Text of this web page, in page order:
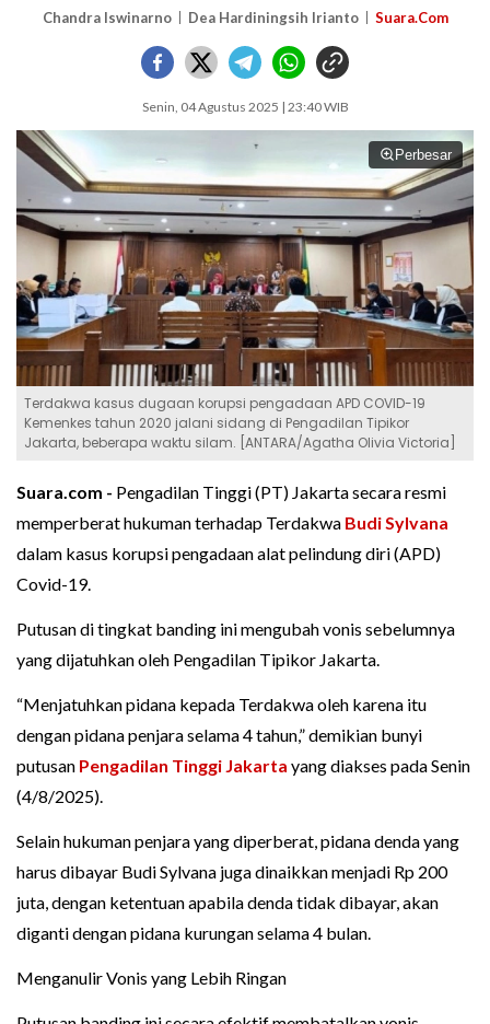
Chandra Iswinarno Dea Hardiningsih Irianto Suara.Com
Senin, 04 Agustus 2025 | 23:40 WIB
Perbesar
Terdakwa kasus dugaan korupsi pengadaan APD COVID-19
Kemenkes tahun 2020 jalani sidang di Pengadilan Tipikor
Jakarta, beberapa waktu silam. [ANTARA/Agatha Olivia Victoria]
Suara.com - Pengadilan Tinggi (PT) Jakarta secara resmi
memperberat hukuman terhadap Terdakwa Budi Sylvana
dalam kasus korupsi pengadaan alat pelindung diri (APD)
Covid-19.
Putusan di tingkat banding ini mengubah vonis sebelumnya
yang dijatuhkan oleh Pengadilan Tipikor Jakarta.
“Menjatuhkan pidana kepada Terdakwa oleh karena itu
dengan pidana penjara selama 4 tahun,” demikian bunyi
putusan Pengadilan Tinggi Jakarta yang diakses pada Senin
(4/8/2025).
Selain hukuman penjara yang diperberat, pidana denda yang
harus dibayar Budi Sylvana juga dinaikkan menjadi Rp 200
juta, dengan ketentuan apabila denda tidak dibayar, akan
diganti dengan pidana kurungan selama 4 bulan.
Menganulir Vonis yang Lebih Ringan